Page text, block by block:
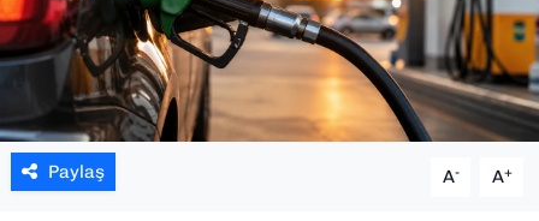
Paylaş A- A+